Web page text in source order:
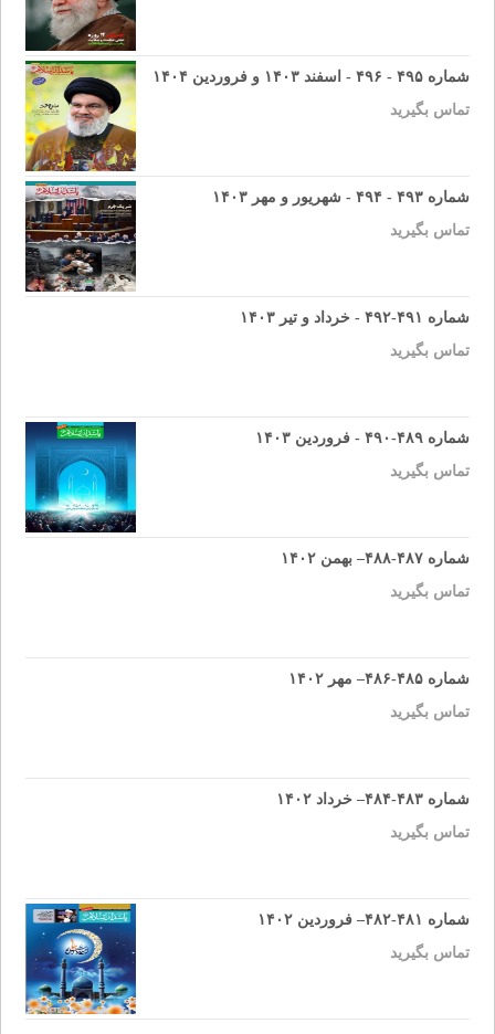
شماره ۴۹۵ - ۴۹۶ - اسفند ۱۴۰۳ و فروردین ۱۴۰۴
تماس بگیرید
شماره ۴۹۳ - ۴۹۴ - شهریور و مهر ۱۴۰۳
تماس بگیرید
شماره ۴۹۱-۴۹۲ - خرداد و تیر ۱۴۰۳
تماس بگیرید
شماره ۴۸۹-۴۹۰ - فروردین ۱۴۰۳
تماس بگیرید
شماره ۴۸۷-۴۸۸– بهمن ۱۴۰۲
تماس بگیرید
شماره ۴۸۵-۴۸۶– مهر ۱۴۰۲
تماس بگیرید
شماره ۴۸۳-۴۸۴– خرداد ۱۴۰۲
تماس بگیرید
شماره ۴۸۱-۴۸۲– فروردین ۱۴۰۲
تماس بگیرید